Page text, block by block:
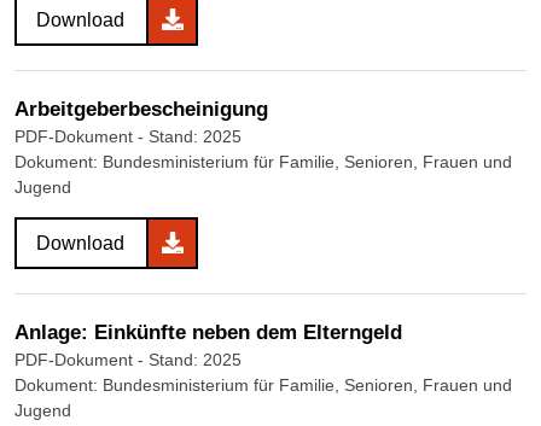
Download
Arbeitgeberbescheinigung
PDF-Dokument - Stand: 2025
Dokument: Bundesministerium für Familie, Senioren, Frauen und
Jugend
Download
Anlage: Einkünfte neben dem Elterngeld
PDF-Dokument - Stand: 2025
Dokument: Bundesministerium für Familie, Senioren, Frauen und
Jugend